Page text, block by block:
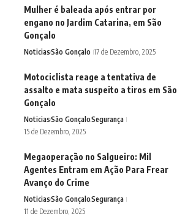
Mulher é baleada após entrar por
engano no Jardim Catarina, em São
Gonçalo
NoticiasSão Gonçalo 17 de Dezembro, 2025
Motociclista reage a tentativa de
assalto e mata suspeito a tiros em São
Gonçalo
NoticiasSão GonçaloSegurança
15 de Dezembro, 2025
Megaoperação no Salgueiro: Mil
Agentes Entram em Ação Para Frear
Avanço do Crime
NoticiasSão GonçaloSegurança
11 de Dezembro, 2025